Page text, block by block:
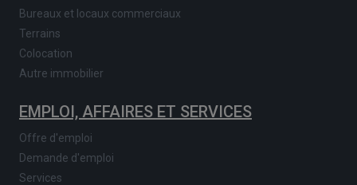
Bureaux et locaux commerciaux
Terrains
Colocation
Autre immobilier
EMPLOI, AFFAIRES ET SERVICES
Offre d'emploi
Demande d'emploi
Services